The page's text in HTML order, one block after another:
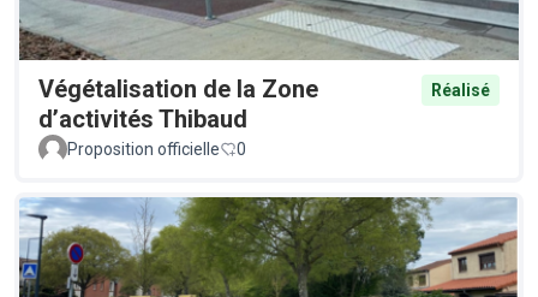
Végétalisation de la Zone
d’activités Thibaud
Réalisé
Proposition officielle 0